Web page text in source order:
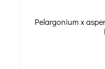
Pelargonium x